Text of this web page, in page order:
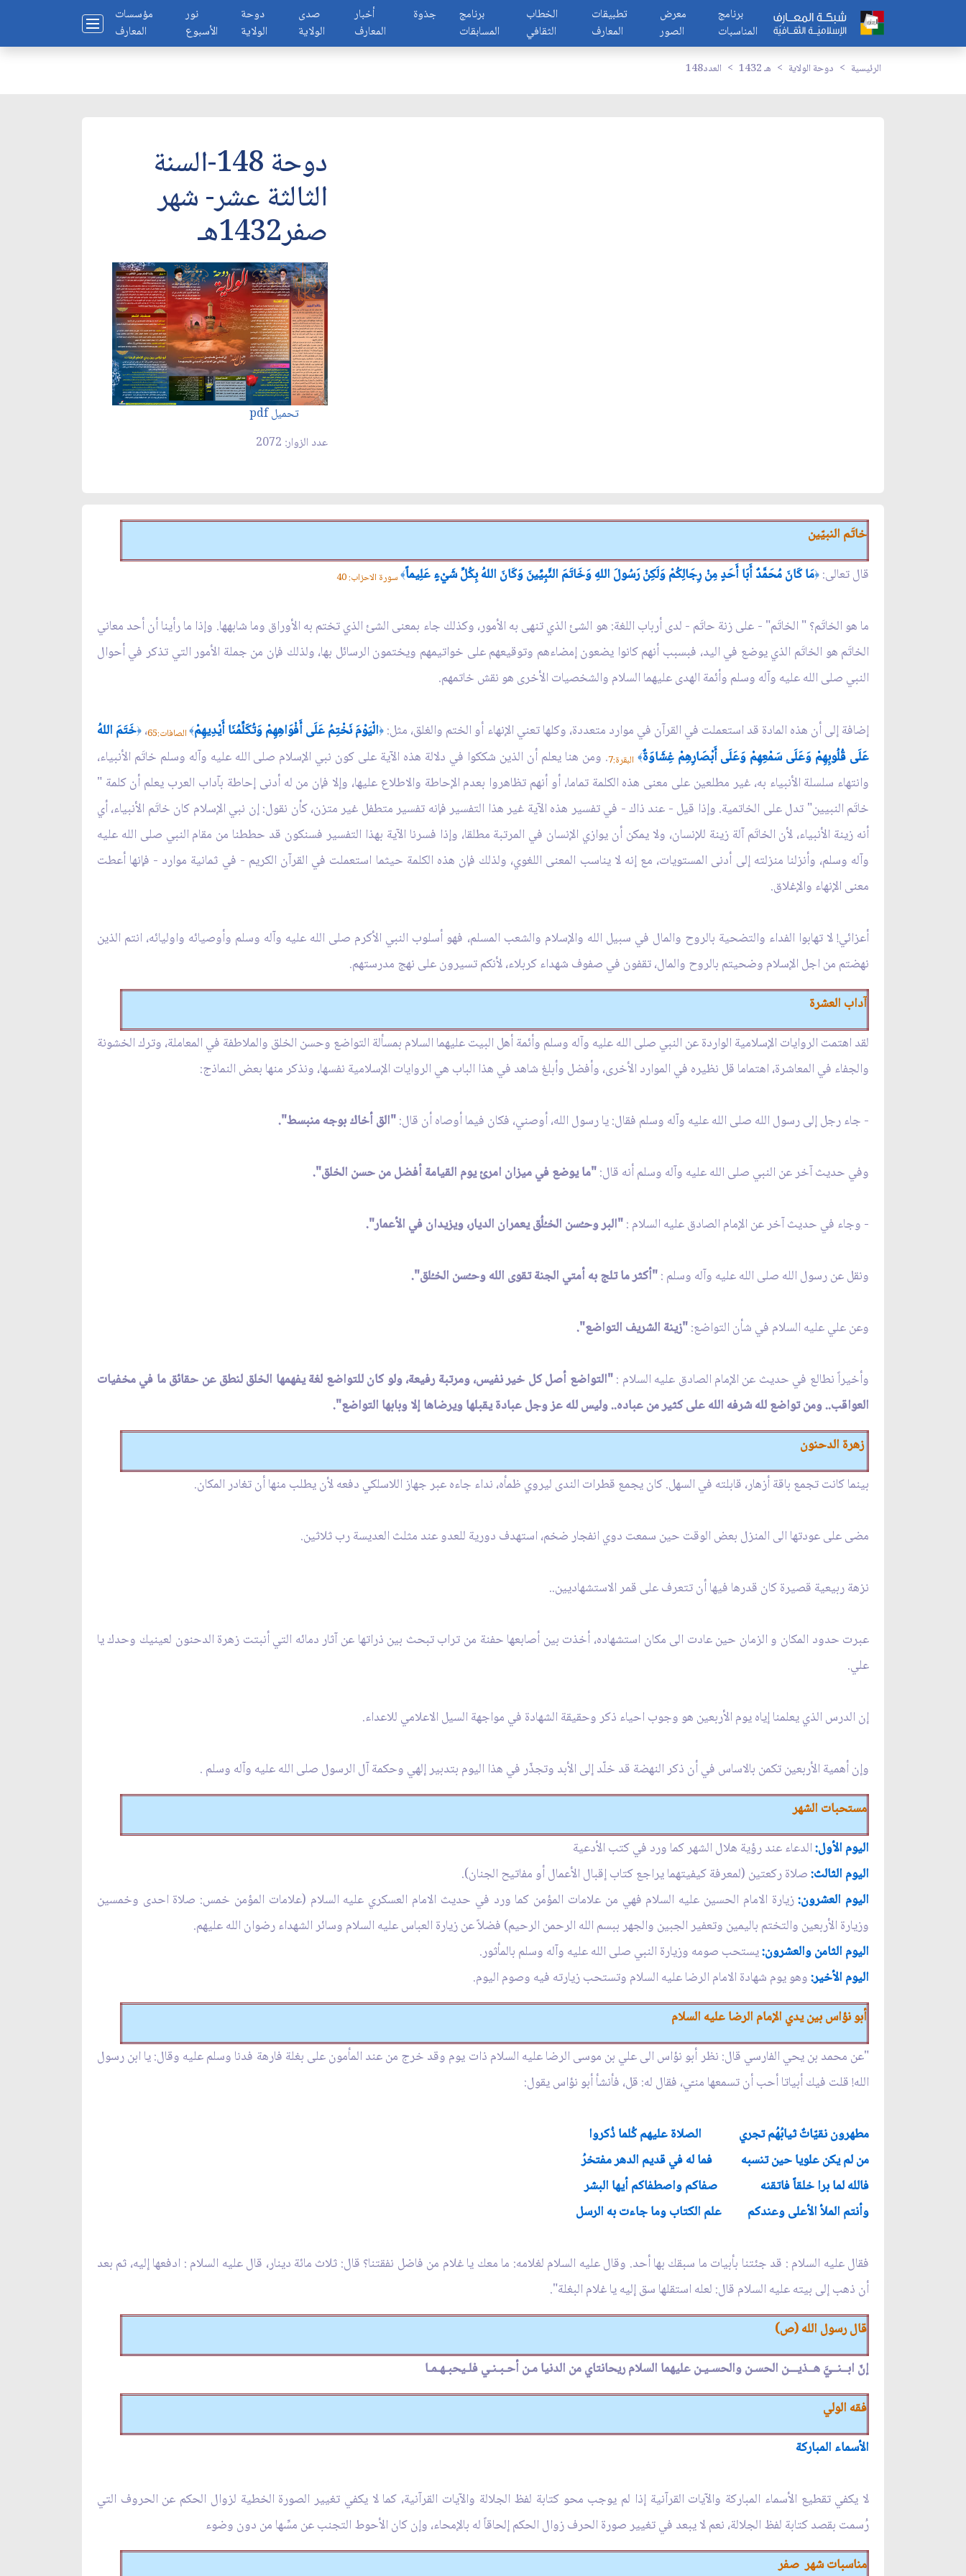
مؤسسات
المعارف
نور
الأسبوع
دوحة
الولاية
صدى
الولاية
أخبار
المعارف
جذوة
برنامج
المسابقات
الخطاب
الثقافي
تطبيقات
المعارف
معرض
الصور
برنامج
المناسبات
الرئيسية دوحة الولاية 1432 هـ العدد148
دوحة 148-السنة
الثالثة عشر- شهر
صفر1432هـ
تحميل pdf
عدد الزوار: 2072
خاتَم النبيّين
قال تعالى: ﴿مَا كَانَ مُحَمَّدٌ أَبَا أَحَدٍ مِنْ رِجَالِكُمْ وَلَكِنْ رَسُولَ اللهِ وَخَاتَمَ النَّبِيِّينَ وَكَانَ اللهُ بِكُلِّ شَيْءٍ عَلِيماً﴾ سورة الاحزاب: 40
ما هو الخاتَم؟ " الخاتَم" - على زنة حاتَم - لدى أرباب اللغة: هو الشئ الذي تنهى به الأمور، وكذلك جاء بمعنى الشئ الذي تختم به الأوراق وما شابهها. وإذا ما رأينا أن أحد معاني
الخاتَم هو الخاتَم الذي يوضع في اليد، فبسبب أنهم كانوا يضعون إمضاءهم وتوقيعهم على خواتيمهم ويختمون الرسائل بها، ولذلك فإن من جملة الأمور التي تذكر في أحوال
النبي صلى الله عليه وآله وسلم وأئمة الهدى عليهما السلام والشخصيات الأخرى هو نقش خاتمهم.
إضافة إلى أن هذه المادة قد استعملت في القرآن في موارد متعددة، وكلها تعني الإنهاء أو الختم والغلق، مثل: ﴿الْيَوْمَ نَخْتِمُ عَلَى أَفْوَاهِهِمْ وَتُكَلِّمُنَا أَيْدِيهِمْ﴾الصافات:65 ،﴿خَتَمَ اللهُ
عَلَى قُلُوبِهِمْ وَعَلَى سَمْعِهِمْ وَعَلَى أَبْصَارِهِمْ غِشَاوَةٌ﴾ البقرة:7 . ومن هنا يعلم أن الذين شككوا في دلالة هذه الآية على كون نبي الإسلام صلى الله عليه وآله وسلم خاتَم الأنبياء،
وانتهاء سلسلة الأنبياء به، غير مطلعين على معنى هذه الكلمة تماما، أو أنهم تظاهروا بعدم الإحاطة والاطلاع عليها، وإلا فإن من له أدنى إحاطة بآداب العرب يعلم أن كلمة "
خاتَم النبيين" تدل على الخاتمية. وإذا قيل - عند ذاك - في تفسير هذه الآية غير هذا التفسير فإنه تفسير متطفل غير متزن، كأن نقول: إن نبي الإسلام كان خاتَم الأنبياء، أي
أنه زينة الأنبياء، لأن الخاتَم آلة زينة للإنسان، ولا يمكن أن يوازي الإنسان في المرتبة مطلقا، وإذا فسرنا الآية بهذا التفسير فسنكون قد حططنا من مقام النبي صلى الله عليه
وآله وسلم، وأنزلنا منزلته إلى أدنى المستويات، مع إنه لا يناسب المعنى اللغوي، ولذلك فإن هذه الكلمة حيثما استعملت في القرآن الكريم - في ثمانية موارد - فإنها أعطت
معنى الإنهاء والإغلاق.
أعزائي! لا تهابوا الفداء والتضحية بالروح والمال في سبيل الله والإسلام والشعب المسلم، فهو أسلوب النبي الأكرم صلى الله عليه وآله وسلم وأوصيائه واوليائه، انتم الذين
نهضتم من اجل الإسلام وضحيتم بالروح والمال، تقفون في صفوف شهداء كربلاء، لأنكم تسيرون على نهج مدرستهم.
آداب العشرة
لقد اهتمت الروايات الإسلامية الواردة عن النبي صلى الله عليه وآله وسلم وأئمة أهل البيت عليهما السلام بمسألة التواضع وحسن الخلق والملاطفة في المعاملة، وترك الخشونة
والجفاء في المعاشرة، اهتماما قل نظيره في الموارد الأخرى، وأفضل وأبلغ شاهد في هذا الباب هي الروايات الإسلامية نفسها، ونذكر منها بعض النماذج:
- جاء رجل إلى رسول الله صلى الله عليه وآله وسلم فقال: يا رسول الله، أوصني، فكان فيما أوصاه أن قال:"الق أخاك بوجه منبسط".
وفي حديث آخر عن النبي صلى الله عليه وآله وسلم أنه قال:"ما يوضع في ميزان امرئ يوم القيامة أفضل من حسن الخلق".
- وجاء في حديث آخر عن الإمام الصادق عليه السلام :"البر وحـُسن الخـُلُق يعمران الديار، ويزيدان في الأعمار".
ونقل عن رسول الله صلى الله عليه وآله وسلم :"أكثر ما تلج به أمتي الجنة تقوى الله وحـُسن الخـُلق".
وعن علي عليه السلام في شأن التواضع:"زينة الشريف التواضع".
وأخيراً نطالع في حديث عن الإمام الصادق عليه السلام :"التواضع أصل كل خير نفيس، ومرتبة رفيعة، ولو كان للتواضع لغة يفهمها الخلق لنطق عن حقائق ما في مخفيات
العواقب.. ومن تواضع لله شرفه الله على كثير من عباده.. وليس لله عز وجل عبادة يقبلها ويرضاها إلا وبابها التواضع".
زهرة الدحنون
بينما كانت تجمع باقة أزهار، قابلته في السهل. كان يجمع قطرات الندى ليروي ظمأه، نداء جاءه عبر جهاز اللاسلكي دفعه لأن يطلب منها أن تغادر المكان.
مضى على عودتها الى المنزل بعض الوقت حين سمعت دوي انفجار ضخم، استهدف دورية للعدو عند مثلث العديسة رب ثلاثين.
نزهة ربيعية قصيرة كان قدرها فيها أن تتعرف على قمر الاستشهاديين..
عبرت حدود المكان و الزمان حين عادت الى مكان استشهاده، أخذت بين أصابعها حفنة من تراب تبحث بين ذراتها عن آثار دمائه التي أنبتت زهرة الدحنون لعينيك وحدك يا
علي.
إن الدرس الذي يعلمنا إياه يوم الأربعين هو وجوب احياء ذكر وحقيقة الشهادة في مواجهة السيل الاعلامي للاعداء.
وإن أهمية الأربعين تكمن بالاساس في أن ذكر النهضة قد خلّد إلى الأبد وتجذّر في هذا اليوم بتدبير إلهي وحكمة آل الرسول صلى الله عليه وآله وسلم .
مستحبات الشهر
اليوم الأول:الدعاء عند رؤية هلال الشهر كما ورد في كتب الأدعية
اليوم الثالث:صلاة ركعتين (لمعرفة كيفيتهما يراجع كتاب إقبال الأعمال أو مفاتيح الجنان).
اليوم العشرون:زيارة الامام الحسين عليه السلام فهي من علامات المؤمن كما ورد في حديث الامام العسكري عليه السلام (علامات المؤمن خمس: صلاة احدى وخمسين
وزيارة الأربعين والتختم باليمين وتعفير الجبين والجهر ببسم الله الرحمن الرحيم) فضلاً عن زيارة العباس عليه السلام وسائر الشهداء رضوان الله عليهم.
اليوم الثامن والعشرون:يستحب صومه وزيارة النبي صلى الله عليه وآله وسلم بالمأثور.
اليوم الأخير:وهو يوم شهادة الامام الرضا عليه السلام وتستحب زيارته فيه وصوم اليوم.
أبو نؤاس بين يدي الإمام الرضا عليه السلام
"عن محمد بن يحي الفارسي قال: نظر أبو نؤاس الى علي بن موسى الرضا عليه السلام ذات يوم وقد خرج من عند المأمون على بغلة فارهة فدنا وسلم عليه وقال: يا ابن رسول
الله! قلت فيك أبياتا أحب أن تسمعها منـّي، فقال له: قل، فأنشأ أبو نؤاس يقول:
مطهرون نقيّاتٌ ثيابُهُم تجري
الصلاة عليهم كُلما ذُكروا
من لم يكن علويا حين تنسبه
فما له في قديم الدهر مفتخرُ
فالله لما برا خلقاً فاتقنه
صفاكم واصطفاكم أيها البشر
وأنتم الملأ الأعلى وعندكم
علم الكتاب وما جاءت به الرسل
فقال عليه السلام : قد جئتنا بأبيات ما سبقك بها أحد. وقال عليه السلام لغلامه: ما معك يا غلام من فاضل نفقتنا؟ قال: ثلاث مائة دينار، قال عليه السلام : ادفعها إليه، ثم بعد
أن ذهب إلى بيته عليه السلام قال: لعله استقلها سق إليه يا غلام البغلة".
قال رسول الله (ص)
إنّ ابــنــيَّ هــذيـــن الحسـن والحسـيـن عليهما السلام ريحانتاي من الدنيا مـن أحـبـنـي فلـيحبـهـمـا
فقه الولي
الأسماء المباركة
لا يكفي تقطيع الأسماء المباركة والآيات القرآنية إذا لم يوجب محو كتابة لفظ الجلالة والآيات القرآنية، كما لا يكفي تغيير الصورة الخطية لزوال الحكم عن الحروف التي
رُسمت بقصد كتابة لفظ الجلالة، نعم لا يبعد في تغيير صورة الحرف زوال الحكم إلحاقاً له بالإمحاء، وإن كان الأحوط التجنب عن مسِّها من دون وضوء
مناسبات شهر صفر